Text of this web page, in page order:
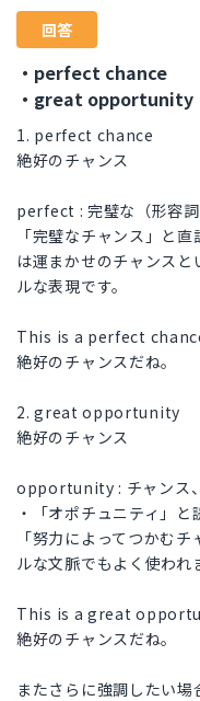
回答
・perfect chance
・great opportunity
1. perfect chance
絶好のチャンス
perfect : 完璧な（形容詞
「完璧なチャンス」と
は運まかせのチャンス
ルな表現です。
This is a perfect
絶好のチャンスだね。
2. great opportunity
絶好のチャンス
opportunity : チャンス、
・「オポチュニティ」と
「努力によってつかむ
ルな文脈でもよく使われ
This is a great
絶好のチャンスだね。
またさらに強調したい